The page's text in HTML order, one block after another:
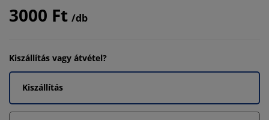
3000 Ft /db
Kiszállítás vagy átvétel?
Kiszállítás